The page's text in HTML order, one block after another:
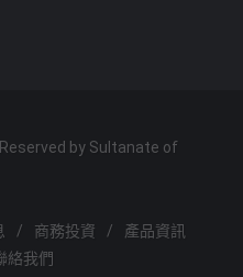
by Sultanate of
/ 商務投資 /
產品資訊
絡我們